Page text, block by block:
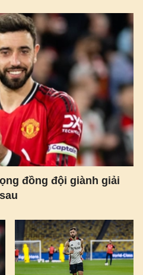
đồng đội giành giải